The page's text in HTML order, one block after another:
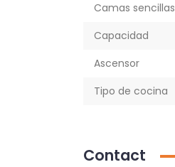
Camas sencillas
Capacidad
Ascensor
Tipo de cocina
Contact